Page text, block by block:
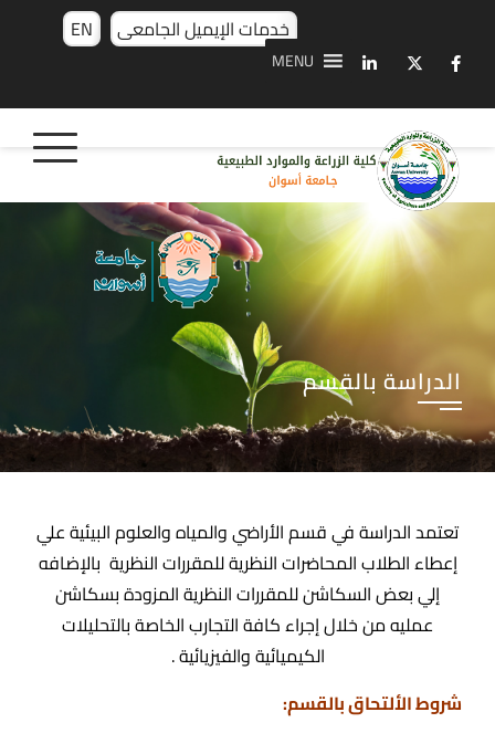
EN خدمات الإيميل الجامعى
MENU
الدراسة بالقسم
تعتمد الدراسة في قسم الأراضي والمياه والعلوم البيئية علي
إعطاء الطلاب المحاضرات النظرية للمقررات النظرية بالإضافه
إلي بعض السكاشن للمقررات النظرية المزودة بسكاشن
عمليه من خلال إجراء كافة التجارب الخاصة بالتحليلات
الكيميائية والفيزيائية .
شروط الألتحاق بالقسم: